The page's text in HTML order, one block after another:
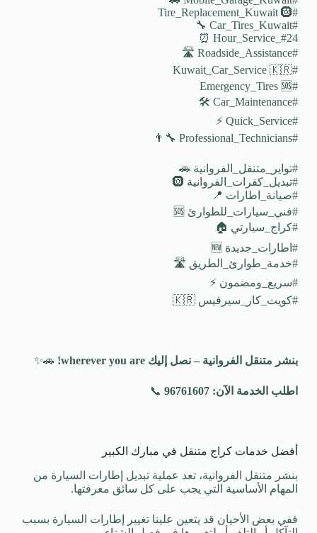
#Tire_Replacement_Kuwait 🛞
#Car_Tires_Kuwait 🔧
#24_Hour_Service ⏰
#Roadside_Assistance 🛣️
#Kuwait_Car_Service 🇰🇷
#Emergency_Tires 🆘
#Car_Maintenance 🛠️
#Quick_Service ⚡
#Professional_Technicians 👨‍🔧
#تواير_متنقل_الفروانية 🚗
#تبديل_كفرات_الفروانية 🛞
#صيانة_اطارات 📍
#فني_سيارات_للطوارئ 🆘
#كراج_سيارتي 🏠
#اطارات_جديدة 🆕
#خدمة_طوارئ_الطريق 🛣️
#سريع_ومضمون ⚡
#كويت_كار_سيرفيس 🇰🇷
بنشر متنقل الفروانية – نصل إليك 🚗✨
اطلب الخدمة الآن: 96761607 📞
أفضل خدمات كراج متنقل في مبارك الكبير
بنشر متنقل الفروانية، تعد عملية تبديل إطارات السيارة من
المهام الأساسية التي يجب على كل سائق معرفتها.
ففي بعض الأحيان قد يتعين علينا تغيير إطارات السيارة بسبب